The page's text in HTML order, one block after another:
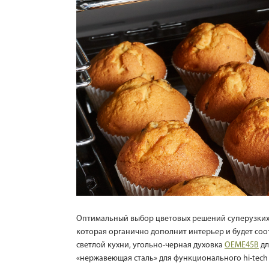
Оптимальный выбор цветовых решений
которая органично дополнит интерьер и будет
светлой кухни, угольно-черная духовка OEME45B
«нержавеющая сталь» для функционального hi-